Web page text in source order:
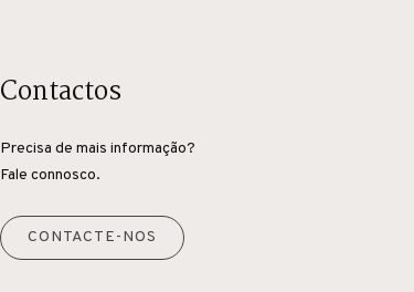
Contactos
Precisa de mais informação?
Fale connosco.
CONTACTE-NOS